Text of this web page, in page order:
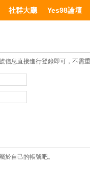
社群大廳 Yes98論壇
信息直接進行登錄即可，不需
於自己的帳號吧。